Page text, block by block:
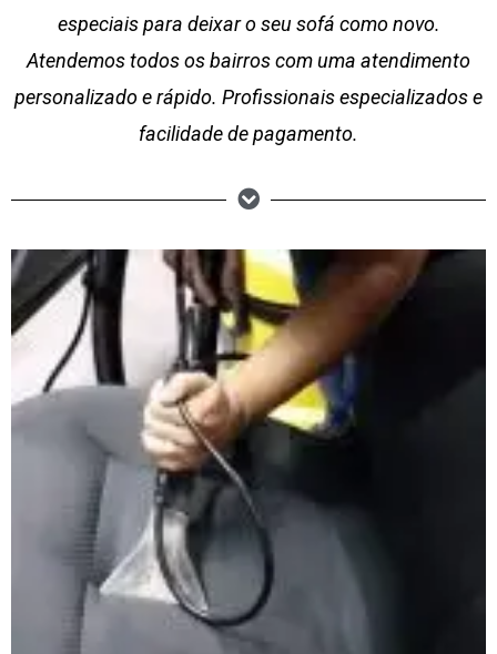
especiais para deixar o seu sofá como novo.
Atendemos todos os bairros com uma atendimento
personalizado e rápido. Profissionais especializados e
facilidade de pagamento.